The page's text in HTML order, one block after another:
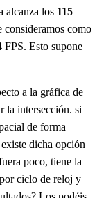
alcanza los 115
consideramos como
FPS. Esto supone
a la gráfica de
la intersección. si
de forma
dicha opción
poco, tiene la
ciclo de reloj y